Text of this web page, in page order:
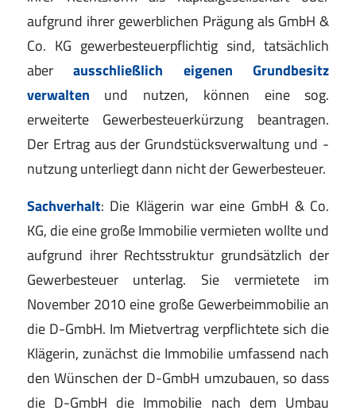
aufgrund ihrer gewerblichen Prägung als GmbH &
Co. KG gewerbesteuerpflichtig sind, tatsächlich
aberausschließlich eigenen Grundbesitz
verwalten und nutzen, können eine sog.
erweiterte Gewerbesteuerkürzung beantragen.
Der Ertrag aus der Grundstücksverwaltung und -
nutzung unterliegt dann nicht der Gewerbesteuer.
Sachverhalt: Die Klägerin war eine GmbH & Co.
KG, die eine große Immobilie vermieten wollte und
aufgrund ihrer Rechtsstruktur grundsätzlich der
Gewerbesteuer unterlag. Sie vermietete im
November 2010 eine große Gewerbeimmobilie an
die D-GmbH. Im Mietvertrag verpflichtete sich die
Klägerin, zunächst die Immobilie umfassend nach
den Wünschen der D-GmbH umzubauen, so dass
die D-GmbH die Immobilie nach dem Umbau